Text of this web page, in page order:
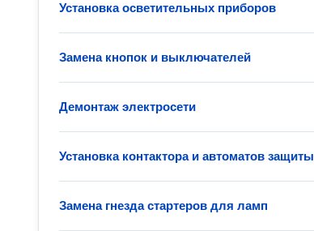
Установка осветительных приборов
Замена кнопок и выключателей
Демонтаж электросети
Установка контактора и автоматов защиты
Замена гнезда стартеров для ламп